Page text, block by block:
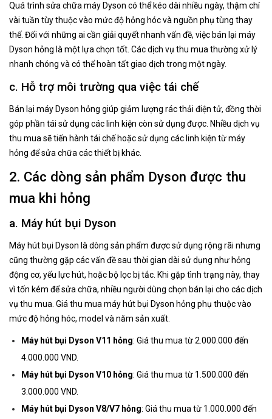
Quá trình sửa chữa máy Dyson có thể kéo dài nhiều ngày, thậm chí
vài tuần tùy thuộc vào mức độ hỏng hóc và nguồn phụ tùng thay
thế. Đối với những ai cần giải quyết nhanh vấn đề, việc bán lại máy
Dyson hỏng là một lựa chọn tốt. Các dịch vụ thu mua thường xử lý
nhanh chóng và có thể hoàn tất giao dịch trong một ngày.
c. Hỗ trợ môi trường qua việc tái chế
Bán lại máy Dyson hỏng giúp giảm lượng rác thải điện tử, đồng thời
góp phần tái sử dụng các linh kiện còn sử dụng được. Nhiều dịch vụ
thu mua sẽ tiến hành tái chế hoặc sử dụng các linh kiện từ máy
hỏng để sửa chữa các thiết bị khác.
2. Các dòng sản phẩm Dyson được thu
mua khi hỏng
a. Máy hút bụi Dyson
Máy hút bụi Dyson là dòng sản phẩm được sử dụng rộng rãi nhưng
cũng thường gặp các vấn đề sau thời gian dài sử dụng như hỏng
động cơ, yếu lực hút, hoặc bộ lọc bị tắc. Khi gặp tình trạng này, thay
vì tốn kém để sửa chữa, nhiều người dùng chọn bán lại cho các dịch
vụ thu mua. Giá thu mua máy hút bụi Dyson hỏng phụ thuộc vào
mức độ hỏng hóc, model và năm sản xuất.
Máy hút bụi Dyson V11 hỏng: Giá thu mua từ 2.000.000 đến
4.000.000 VND.
Máy hút bụi Dyson V10 hỏng: Giá thu mua từ 1.500.000 đến
3.000.000 VND.
Máy hút bụi Dyson V8/V7 hỏng: Giá thu mua từ 1.000.000 đến